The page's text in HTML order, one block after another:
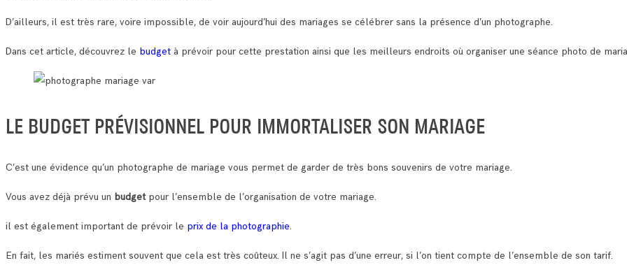
D’ailleurs, il est très rare, voire impossible, de voir aujourd’hui des mariages se célébrer sans la présence d’un photographe.
Dans cet article, découvrez le budget à prévoir pour cette prestation ainsi que les meilleurs endroits où organiser une séance photo de
LE BUDGET PRÉVISIONNEL POUR IMMORTALISER SON MARIAGE
C’est une évidence qu’un photographe de mariage vous permet de garder de très bons souvenirs de votre mariage.
Vous avez déjà prévu un budget pour l’ensemble de l’organisation de votre mariage.
il est également important de prévoir le prix de la photographie.
En fait, les mariés estiment souvent que cela est très coûteux. Il ne s’agit pas d’une erreur, si l’on tient compte de l’ensemble de son tarif.